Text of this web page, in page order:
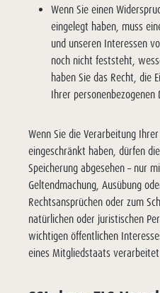
Wenn Sie einen
eingelegt haben, muss
und unseren Interessen
noch nicht feststeht,
haben Sie das Recht, die
Ihrer personenbezogenen
Wenn Sie die Verarbeitung
eingeschränkt haben, dürfen
Speicherung abgesehen – nur
Geltendmachung, Ausübung
Rechtsansprüchen oder zum
natürlichen oder juristischen
wichtigen öffentlichen
eines Mitgliedstaats